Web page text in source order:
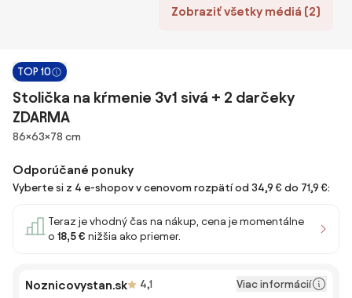
Zobraziť všetky médiá (2)
TOP 10
Stolička na kŕmenie 3v1 sivá + 2 darčeky
ZDARMA
Rozmery
86×63×78 cm
Odporúčané ponuky
Vyberte si z 4 e-shopov v cenovom rozpätí od 34,9 € do 71,9 €:
Teraz je vhodný čas na nákup, cena je momentálne
o 18,5 € nižšia ako priemer.
Noznicovystan.sk 4,1
Viac informácií